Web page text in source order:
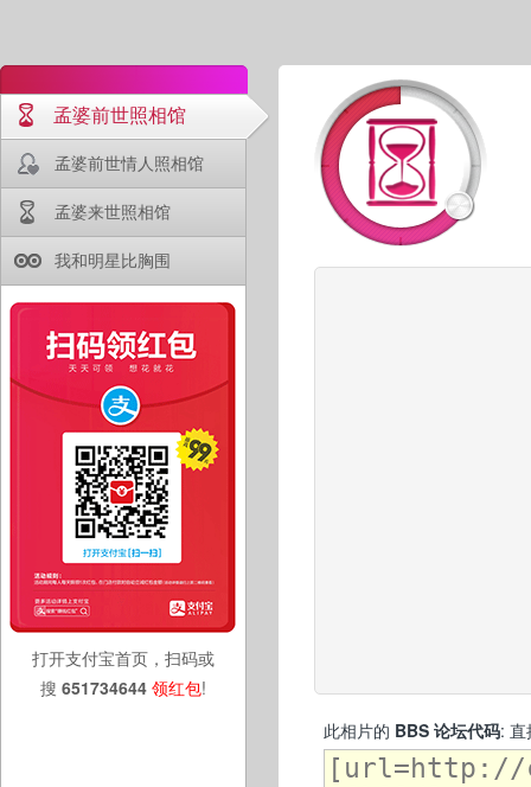
孟婆前世照相馆
孟婆前世情人照相馆
孟婆来世照相馆
我和明星比胸围
打开支付宝首页，扫码或
搜 651734644 领红包!
此相片的 BBS 论坛代码: 直